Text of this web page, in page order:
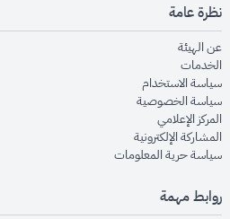
نظرة عامة
عن الهيئةopens in new window
الخدماتopens in new window
سياسة الاستخدام
سياسة الخصوصيةopens in new window
المركز الإعلاميopens in new window
المشاركة الإلكترونيةopens in new window
سياسة حرية المعلوماتopens in new window
روابط مهمة